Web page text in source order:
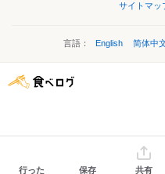
サイトマッ
言語： English 简体中
行った 保存 共有